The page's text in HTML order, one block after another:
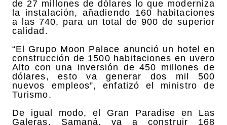
de 27 millones de dólares lo que moderniza
la instalación, añadiendo 160 habitaciones
a las 740, para un total de 900 de superior
calidad.
“El Grupo Moon Palace anunció un hotel en
construcción de 1500 habitaciones en uvero
Alto con una inversión de 450 millones de
dólares, esto va generar dos mil 500
nuevos empleos”, enfatizó el ministro de
Turismo.
De igual modo, el Gran Paradise en Las
Galeras, Samaná, va a construir 168